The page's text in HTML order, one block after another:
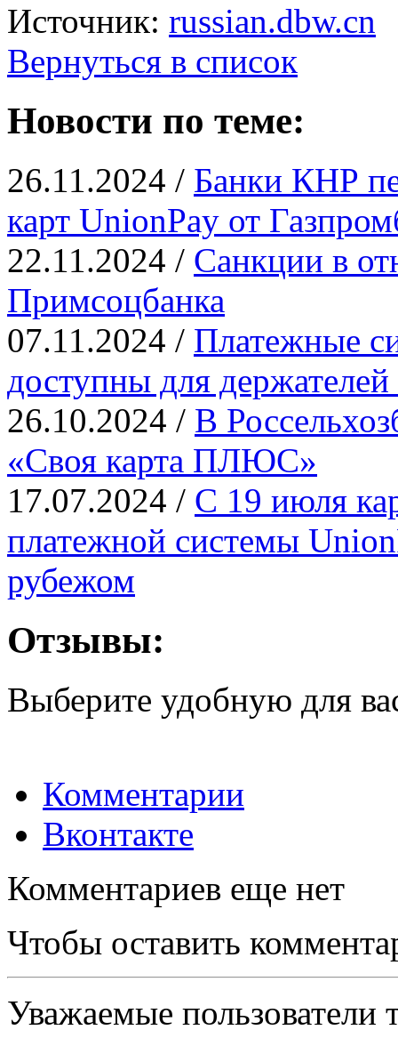
Источник: russian.dbw.cn
Вернуться в список
Новости по теме:
26.11.2024 / Банки КНР
карт UnionPay от
22.11.2024 / Санкции в
Примсоцбанка
07.11.2024 / Платежные
доступны для
26.10.2024 / В
«Своя карта ПЛЮС»
17.07.2024 / С 19 июля
платежной системы
рубежом
Отзывы:
Выберите удобную для
Комментарии
Вконтакте
Комментариев еще нет
Чтобы оставить
Уважаемые пользователи